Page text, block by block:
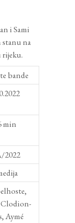
i Sami
stanu na
rijeku.
bande
min
2022
Aymé